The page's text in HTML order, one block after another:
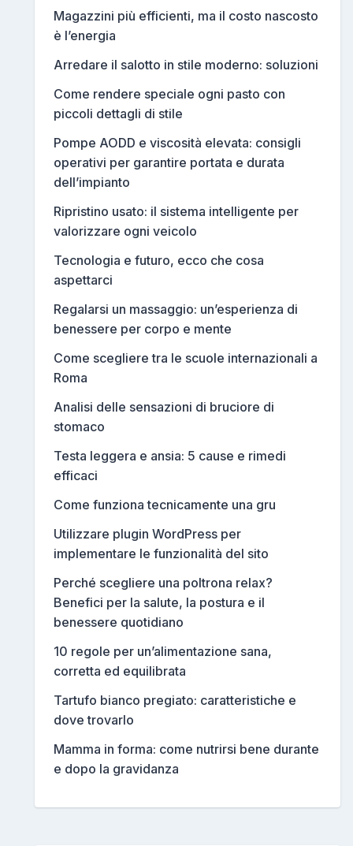
Magazzini più efficienti, ma il costo nascosto
è l’energia
Arredare il salotto in stile moderno: soluzioni
Come rendere speciale ogni pasto con
piccoli dettagli di stile
Pompe AODD e viscosità elevata: consigli
operativi per garantire portata e durata
dell’impianto
Ripristino usato: il sistema intelligente per
valorizzare ogni veicolo
Tecnologia e futuro, ecco che cosa
aspettarci
Regalarsi un massaggio: un’esperienza di
benessere per corpo e mente
Come scegliere tra le scuole internazionali a
Roma
Analisi delle sensazioni di bruciore di
stomaco
Testa leggera e ansia: 5 cause e rimedi
efficaci
Come funziona tecnicamente una gru
Utilizzare plugin WordPress per
implementare le funzionalità del sito
Perché scegliere una poltrona relax?
Benefici per la salute, la postura e il
benessere quotidiano
10 regole per un’alimentazione sana,
corretta ed equilibrata
Tartufo bianco pregiato: caratteristiche e
dove trovarlo
Mamma in forma: come nutrirsi bene durante
e dopo la gravidanza